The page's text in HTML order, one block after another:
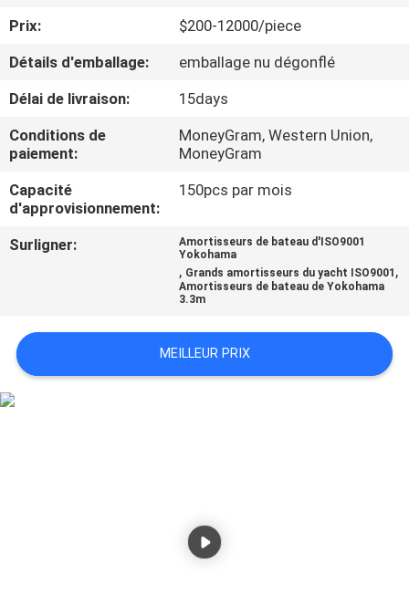
VISITE
D'USINE
CONTRÔLE
DE
QUALITÉ
CONTACTEZ-
NOUVELLES
CAS
Prix:
$200-12000/piece
Détails d'emballage:
emballage nu dégonflé
Délai de livraison:
15days
Conditions de
paiement:
MoneyGram, Western Union,
MoneyGram
Capacité
d'approvisionnement:
150pcs par mois
Surligner:
Amortisseurs de bateau d'ISO9001
Yokohama
, Grands amortisseurs du yacht ISO9001 ,
Amortisseurs de bateau de Yokohama
3.3m
MEILLEUR PRIX